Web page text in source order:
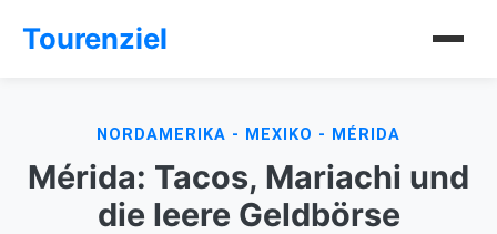
Tourenziel
NORDAMERIKA - MEXIKO - MÉRIDA
Mérida: Tacos, Mariachi und
die leere Geldbörse